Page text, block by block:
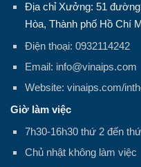
Địa chỉ Xưởng: 51
Hòa, Thành phố Hồ Chí
Điện thoại: 0932114242
Email: info@vinaips.com
Website: vinaips.com/
Giờ làm việc
7h30-16h30 thứ 2 đến
Chủ nhật không làm việc